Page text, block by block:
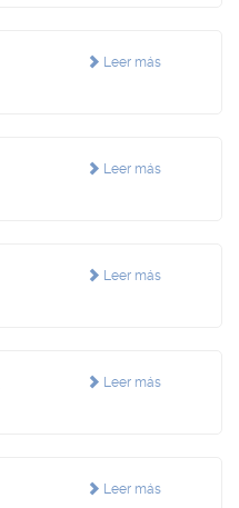
Leer más
Leer más
Leer más
Leer más
Leer más